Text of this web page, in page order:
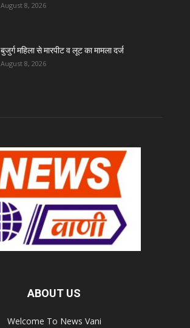
August 8, 2026
बुजुर्ग महिला से मारपीट व लूट का मामला दर्ज
August 8, 2026
ABOUT US
Welcome To News Vani